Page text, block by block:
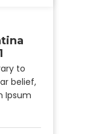
to
belief,
Ipsum